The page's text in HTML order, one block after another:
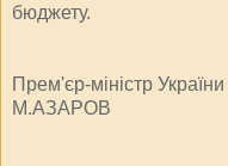
бюджету.
Прем'єр-міністр України
М.АЗАРОВ